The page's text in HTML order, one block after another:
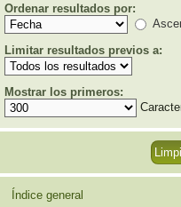
Ordenar resultados por:
Limitar resultados previos a:
Mostrar los primeros:
Índice general